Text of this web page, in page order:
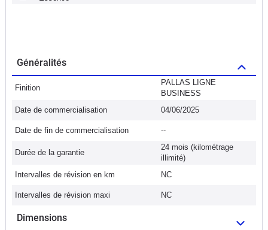
Généralités
Finition
PALLAS LIGNE
BUSINESS
Date de commercialisation
04/06/2025
Date de fin de commercialisation --
Durée de la garantie
24 mois (kilométrage
illimité)
Intervalles de révision en km
NC
Intervalles de révision maxi NC
Dimensions